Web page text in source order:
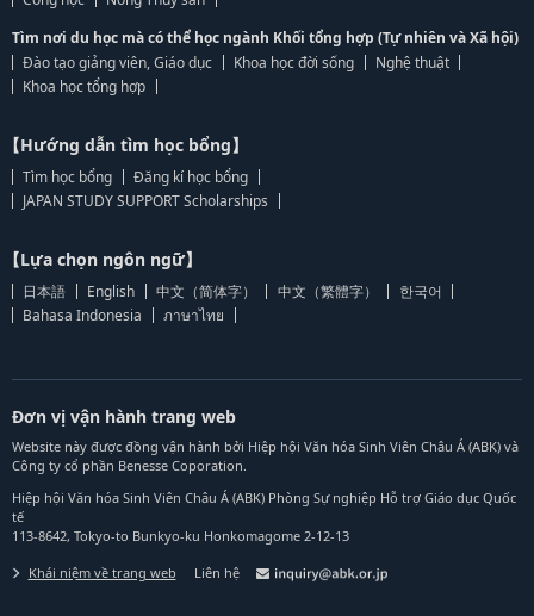
Tìm nơi du học mà có thể học ngành Khối tổng hợp (Tự nhiên và Xã hội)
Đào tạo giảng viên, Giáo dục
Khoa học đời sống
Nghệ thuật
Khoa học tổng hợp
【Hướng dẫn tìm học bổng】
Tìm học bổng
Đăng kí học bổng
JAPAN STUDY SUPPORT Scholarships
【Lựa chọn ngôn ngữ】
日本語 English 中文（简体字） 中文（繁體字）
한국어
Bahasa Indonesia
ภาษาไทย
Đơn vị vận hành trang web
Website này được đồng vận hành bởi Hiệp hội Văn hóa Sinh Viên Châu Á (ABK) và
Công ty cổ phần Benesse Coporation.
Hiệp hội Văn hóa Sinh Viên Châu Á (ABK) Phòng Sự nghiệp Hỗ trợ Giáo dục Quốc
tế
113-8642, Tokyo-to Bunkyo-ku Honkomagome 2-12-13
Khái niệm về trang web Liên hệ